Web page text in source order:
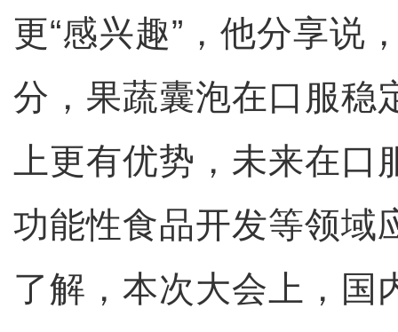
更“感兴趣”，他分享说
分，果蔬囊泡在口服稳
上更有优势，未来在
功能性食品开发等领域
了解，本次大会上，国